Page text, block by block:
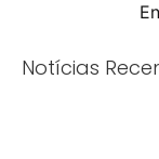
Notícias